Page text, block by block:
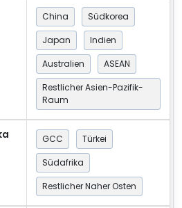
China
Südkorea
Japan
Indien
Australien
ASEAN
Restlicher Asien-Pazifik-
Raum
GCC
Türkei
Südafrika
Restlicher Naher Osten